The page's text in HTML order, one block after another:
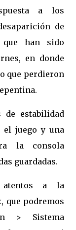
a los
de
que han sido
en donde
que perdieron
estabilidad
el juego y una
la consola
guardadas.
atentos a la
que podremos
> Sistema